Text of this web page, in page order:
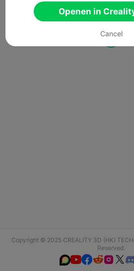
Copyright © 2025 CREALITY 3D (HK)
Reserved.
 
Openen in
Cancel